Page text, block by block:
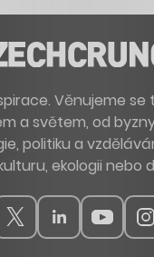
Věnujeme
a světem, od
politiku a
ekologii nebo